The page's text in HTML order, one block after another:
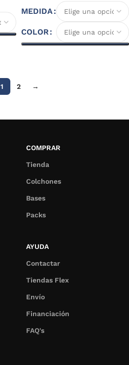
MEDIDA
COLOR
1 2 →
COMPRAR
Tienda
Colchones
Bases
Packs
AYUDA
Contactar
Tiendas Flex
Envío
Financiación
FAQ's